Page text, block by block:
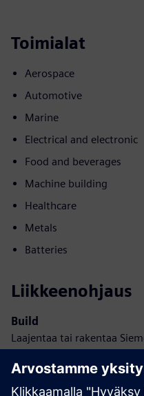
Toimialat
Aerospace
Automotive
Marine
Electrical and electronic
Food and beverages
Machine building
Healthcare
Metals
Batteries
Liikkeenohjaus
Build
Laajentaa tai rakentaa
asiakasratkaisun
tuotteen omaan